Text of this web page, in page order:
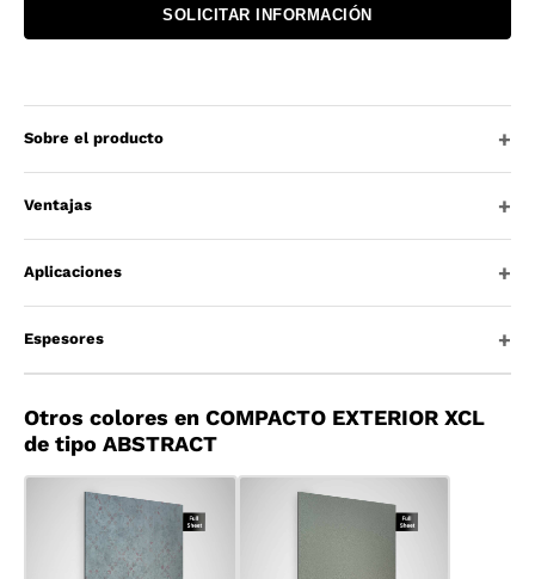
SOLICITAR INFORMACIÓN
Sobre el producto
Ventajas
Aplicaciones
Espesores
Otros colores en COMPACTO EXTERIOR XCL
de tipo ABSTRACT